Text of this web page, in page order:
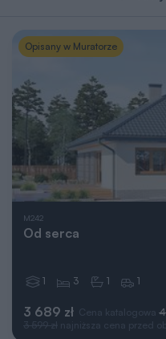
Opisany w Muratorze
M242
Od serca
3 689 zł Cena katalogowa 4
3 599 zł najniższa cena przed
1 3 1 1